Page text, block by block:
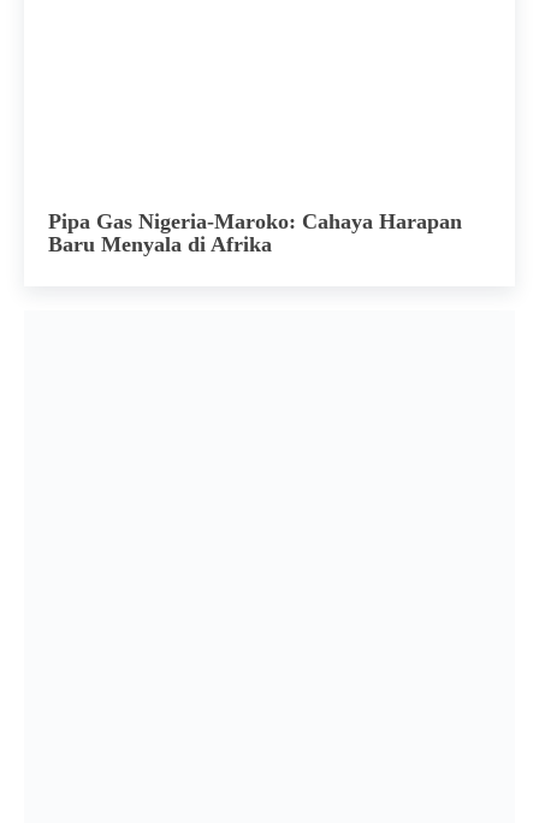
Pipa Gas Nigeria-Maroko: Cahaya Harapan
Baru Menyala di Afrika